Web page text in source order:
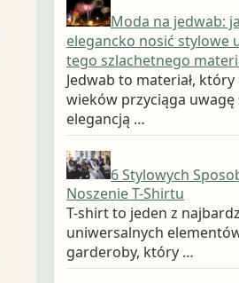
Moda na jedwab:
elegancko nosić stylowe
tego szlachetnego
Jedwab to materiał, który
wieków przyciąga uwagę
elegancją …
6 Stylowych
Noszenie T-Shirtu
T-shirt to jeden z
uniwersalnych
garderoby, który …